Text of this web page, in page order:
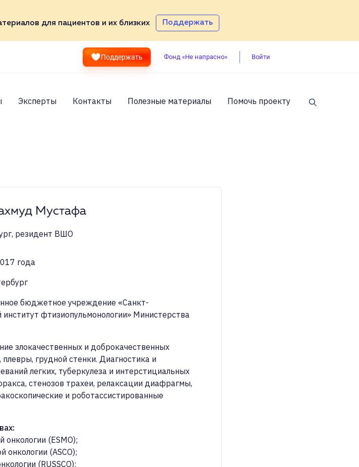
для пациентов и их близких Поддержать
Поддержать Фонд «Не напрасно» Войти
Эксперты Контакты Полезные материалы Помочь проекту
Мустафа
, резидент ВШО
года
бюджетное учреждение «Санкт-
фтизиопульмонологии» Министерства
злокачественных и доброкачественных
плевры, грудной стенки. Диагностика и
легких, туберкулеза и интерстициальных
стенозов трахеи, релаксации диафрагмы,
и роботассистированные
:
(ESMO);
онкологии (ASCO);
(RUSSCO);